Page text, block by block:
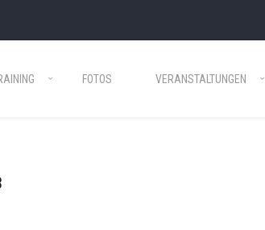
FOTOS VERANSTALTUNGEN